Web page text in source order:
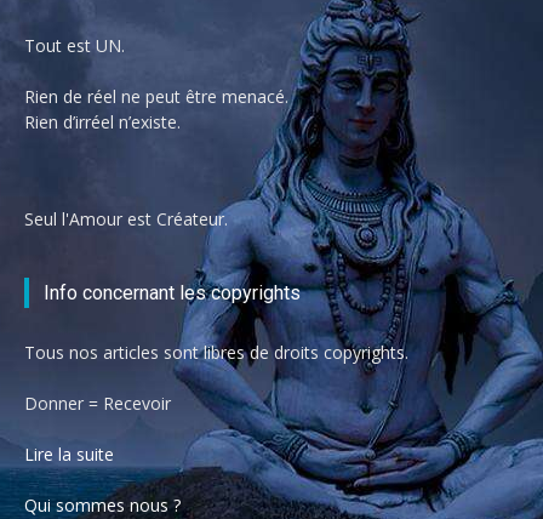
Tout est UN.
Rien de réel ne peut être menacé.
Rien d’irréel n’existe.
Seul l'Amour est Créateur.
Info concernant les copyrights
Tous nos articles sont libres de droits copyrights.
Donner = Recevoir
Lire la suite
Qui sommes nous ?